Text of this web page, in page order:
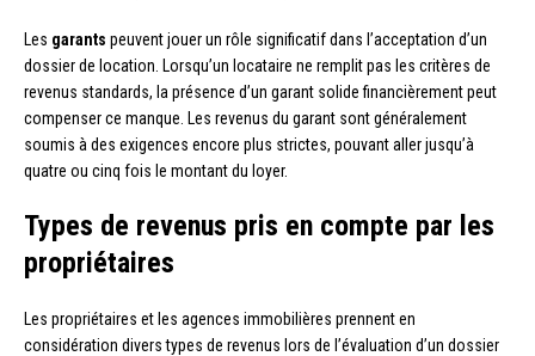
Les garants peuvent jouer un rôle significatif dans l’acceptation d’un
dossier de location. Lorsqu’un locataire ne remplit pas les critères de
revenus standards, la présence d’un garant solide financièrement peut
compenser ce manque. Les revenus du garant sont généralement
soumis à des exigences encore plus strictes, pouvant aller jusqu’à
quatre ou cinq fois le montant du loyer.
Types de revenus pris en compte par les
propriétaires
Les propriétaires et les agences immobilières prennent en
considération divers types de revenus lors de l’évaluation d’un dossier